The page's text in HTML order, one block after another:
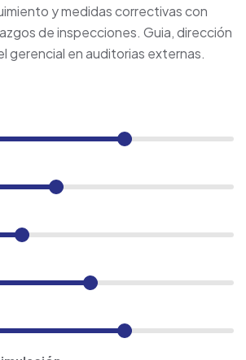
y medidas correctivas con
de inspecciones. Guia, dirección
gerencial en auditorias externas.